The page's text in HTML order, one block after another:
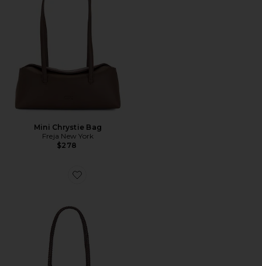
Mini Chrystie Bag
Freja New York
$278
Favorite Handwoven Tote